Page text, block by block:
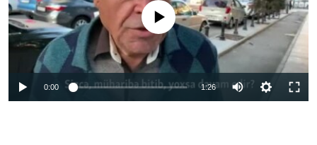
No media source currently available
0:00 1:26 Auto